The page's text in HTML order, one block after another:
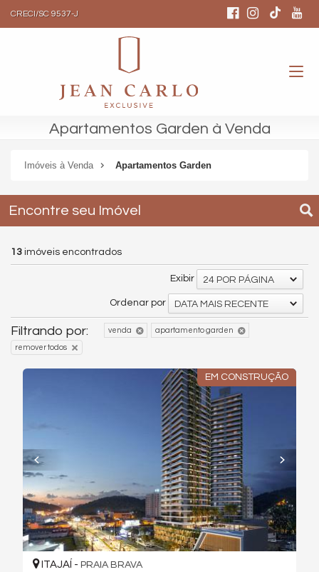
CRECI/SC 9537-J
Apartamentos Garden à Venda
Imóveis à Venda Apartamentos Garden
Encontre seu Imóvel
13 imóveis encontrados
Exibir 24 POR PÁGINA
Ordenar por DATA MAIS RECENTE
Filtrando por: venda apartamento garden
remover todos
EM CONSTRUÇÃO
ITAJAÍ - PRAIA BRAVA